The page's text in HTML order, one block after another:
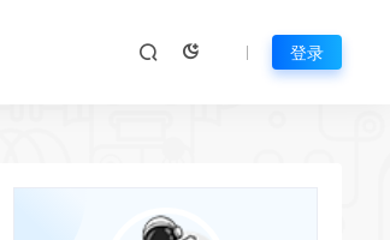
登录